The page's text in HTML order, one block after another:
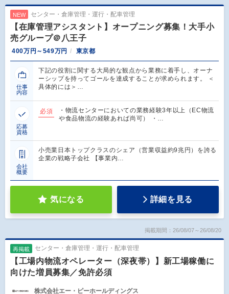
NEW センター・倉庫管理・運行・配車管理
【在庫管理アシスタント】オープニング募集！大手小
売グループ＠八王子
400万円～549万円 東京都
仕事
内容
下記の役割に関する大局的な観点から業務に着手し、オーナ
ーシップを持ってゴールを達成することが求められます。 ＜
具体的には＞…
応募
資格
必須
・物流センターにおいての業務経験3年以上（EC物流
や食品物流の経験あれば尚可） ・…
会社
概要
小売業日本トップクラスのシェア（営業収益約9兆円）を誇る
企業の戦略子会社 【事業内…
気になる 詳細を見る
掲載期間：26/08/07～26/08/20
再掲載 センター・倉庫管理・運行・配車管理
【工場内物流オペレーター（深夜帯）】新工場稼働に
向けた増員募集／免許必須
株式会社エー・ピーホールディングス